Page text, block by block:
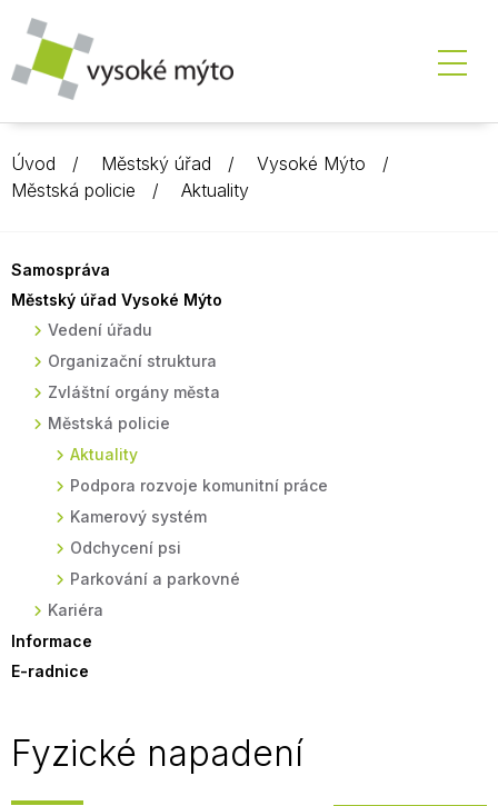
Úvod Městský úřad
Vysoké Mýto
Městská policie
Aktuality
Samospráva
Městský úřad Vysoké Mýto
Vedení úřadu
Organizační struktura
Zvláštní orgány města
Městská policie
Aktuality
Podpora rozvoje komunitní práce
Kamerový systém
Odchycení psi
Parkování a parkovné
Kariéra
Informace
E-radnice
Fyzické napadení